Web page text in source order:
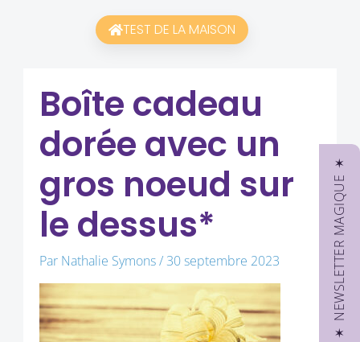
TEST DE LA MAISON
Boîte cadeau
dorée avec un
gros noeud sur
le dessus*
Par Nathalie Symons/ 30 septembre 2023 ✶ NEWSLETTER MAGIQUE ✶